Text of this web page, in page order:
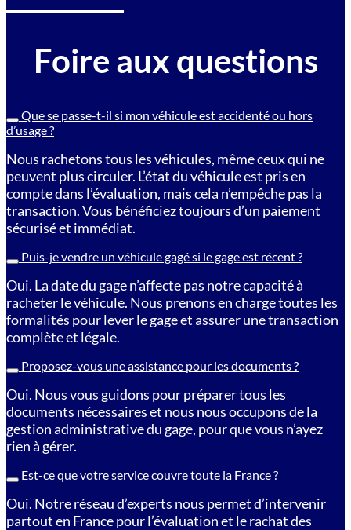
Foire aux questions
Que se passe-t-il si mon véhicule est accidenté ou hors
d’usage ?
Nous rachetons tous les véhicules, même ceux qui ne
peuvent plus circuler. L’état du véhicule est pris en
compte dans l’évaluation, mais cela n’empêche pas la
transaction. Vous bénéficiez toujours d’un paiement
sécurisé et immédiat.
Puis-je vendre un véhicule gagé si le gage est récent ?
Oui. La date du gage n’affecte pas notre capacité à
racheter le véhicule. Nous prenons en charge toutes les
formalités pour lever le gage et assurer une transaction
complète et légale.
Proposez-vous une assistance pour les documents ?
Oui. Nous vous guidons pour préparer tous les
documents nécessaires et nous nous occupons de la
gestion administrative du gage, pour que vous n’ayez
rien à gérer.
Est-ce que votre service couvre toute la France ?
Oui. Notre réseau d’experts nous permet d’intervenir
partout en France pour l’évaluation et le rachat des